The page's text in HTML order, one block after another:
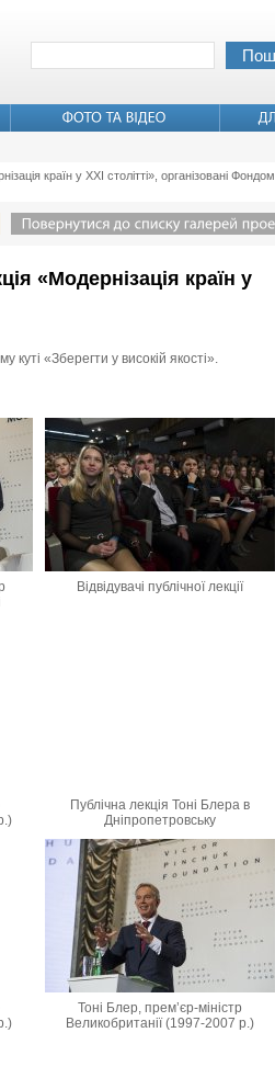
країн у XXI столітті», організовані Фондом
«Модернізація країн у
«Зберегти у високій якості».
Відвідувачі публічної лекції
Публічна лекція Тоні Блера в
Дніпропетровську
Тоні Блер, прем’єр-міністр
Великобританії (1997-2007 р.)